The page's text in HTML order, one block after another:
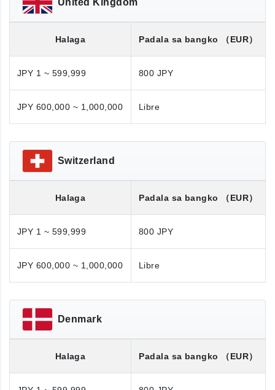
United Kingdom
Halaga Padala sa bangko （EUR）
JPY 1 ~ 599,999 800 JPY
JPY 600,000 ~ 1,000,000 Libre
Switzerland
Halaga Padala sa bangko （EUR）
JPY 1 ~ 599,999 800 JPY
JPY 600,000 ~ 1,000,000 Libre
Denmark
Halaga Padala sa bangko （EUR）